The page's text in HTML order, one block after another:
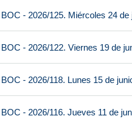
BOC - 2026/125. Miércoles 24 de
BOC - 2026/122. Viernes 19 de
BOC - 2026/118. Lunes 15 de
BOC - 2026/116. Jueves 11 de